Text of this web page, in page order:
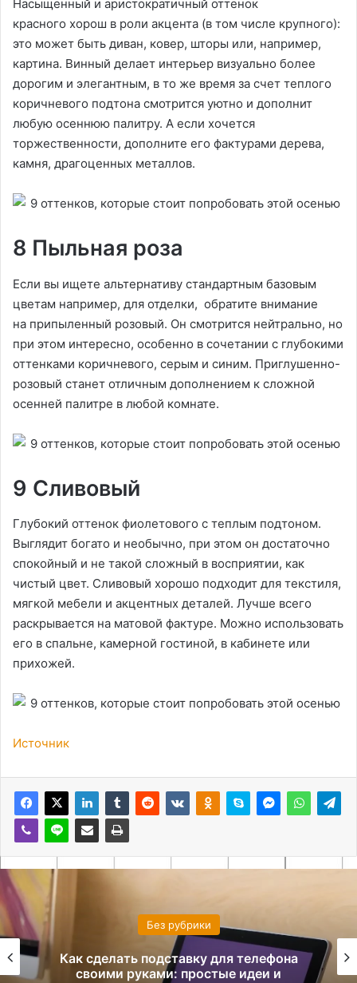
Насыщенный и аристократичный оттенок
красного хорош в роли акцента (в том числе крупного):
это может быть диван, ковер, шторы или, например,
картина. Винный делает интерьер визуально более
дорогим и элегантным, в то же время за счет теплого
коричневого подтона смотрится уютно и дополнит
любую осеннюю палитру. А если хочется
торжественности, дополните его фактурами дерева,
камня, драгоценных металлов.
8 Пыльная роза
Если вы ищете альтернативу стандартным базовым
цветам например, для отделки, обратите внимание
на припыленный розовый. Он смотрится нейтрально, но
при этом интересно, особенно в сочетании с глубокими
оттенками коричневого, серым и синим. Приглушенно-
розовый станет отличным дополнением к сложной
осенней палитре в любой комнате.
9 Сливовый
Глубокий оттенок фиолетового с теплым подтоном.
Выглядит богато и необычно, при этом он достаточно
спокойный и не такой сложный в восприятии, как
чистый цвет. Сливовый хорошо подходит для текстиля,
мягкой мебели и акцентных деталей. Лучше всего
раскрывается на матовой фактуре. Можно использовать
его в спальне, камерной гостиной, в кабинете или
прихожей.
Источник
Без рубрики
Как сделать подставку для телефона
своими руками: простые идеи и